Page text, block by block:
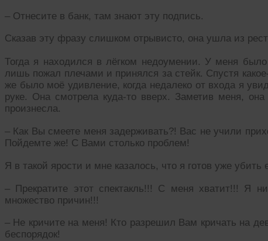
– Отнесите в банк, там знают эту подпись.
Сказав эту фразу слишком отрывисто, она ушла из
Тогда я находился в лёгком недоумении. У меня
лишь пожал плечами и принялся за стейк. Спустя
же было моё удивление, когда недалеко от входа я
руке. Она смотрела куда-то вверх. Заметив меня,
произнесла.
– Как Вы смеете меня задерживать?! Вас не учили
Пойдемте же! С Вами столько проблем!
Я в такой ярости и мне казалось, что я готов уже убить
– Прекратите этот спектакль!!! С меня хватит!!! Я
множество причин!!!
– Не кричите на меня! Кто разрешил Вам кричать на
беспорядок!